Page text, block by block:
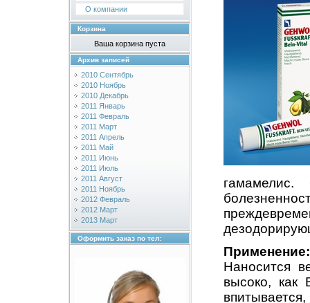
О компании
Корзина
Ваша корзина пуста
Архив записей
2010 Сентябрь
2010 Ноябрь
2010 Декабрь
2011 Январь
2011 Февраль
2011 Март
2011 Апрель
2011 Май
2011 Июнь
2011 Июль
2011 Август
2011 Ноябрь
2012 Февраль
2012 Март
2013 Март
Оформить заказ по тел:
Применение:
Наносится
высоко, как